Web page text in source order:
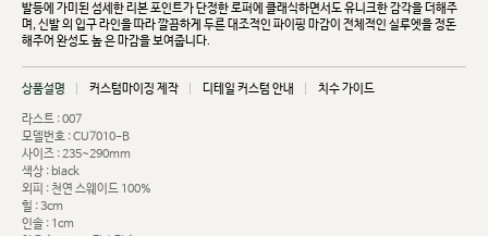
발등에 가미된 섬세한 리본 포인트가 단정한 로퍼에 클래식하면서도 유니크한 감각을 더해주
며, 신발의 입구 라인을 따라 깔끔하게 두른 대조적인 파이핑 마감이 전체적인 실루엣을 정돈
해주어 완성도 높은 마감을 보여줍니다.
상품설명 커스텀마이징 제작 디테일 커스텀 안내 치수 가이드
라스트 : 007
모델번호 : CU7010-B
사이즈 : 235~290mm
색상 : black
외피 : 천연 스웨이드 100%
힐 : 3cm
인솔 : 1cm